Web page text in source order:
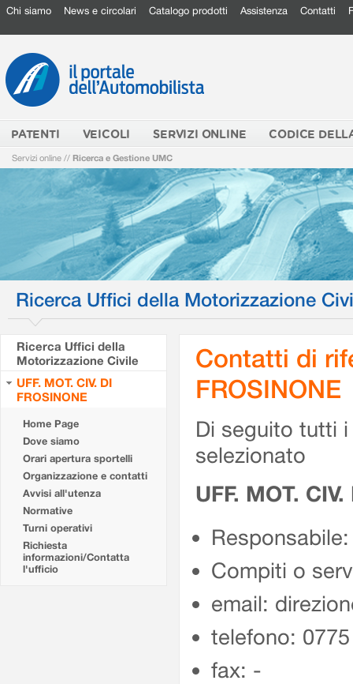
Chi siamo News e circolari Catalogo prodotti Assistenza Contatti
PATENTI VEICOLI SERVIZI ONLINE CODICE
Servizi online // Ricerca e Gestione UMC
Ricerca Uffici della Motorizzazione
Ricerca Uffici della
Motorizzazione Civile
UFF. MOT. CIV. DI
FROSINONE
Home Page
Dove siamo
Orari apertura sportelli
Organizzazione e contatti
Avvisi all'utenza
Normative
Turni operativi
Richiesta
informazioni/Contatta
l'ufficio
Contatti di
FROSINONE
Di seguito tutti
selezionato
UFF. MOT.
Compiti o
email:
telefono:
fax: -